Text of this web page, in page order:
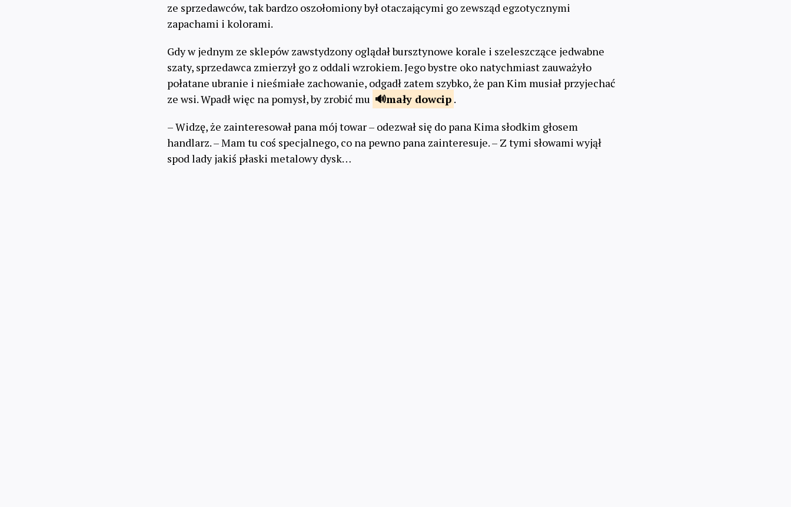
ze sprzedawców, tak bardzo oszołomiony był otaczającymi go zewsząd egzotycznymi
zapachami i kolorami.
Gdy w jednym ze sklepów zawstydzony oglądał bursztynowe korale i szeleszczące jedwabne
szaty, sprzedawca zmierzył go z oddali wzrokiem. Jego bystre oko natychmiast zauważyło
połatane ubranie i nieśmiałe zachowanie, odgadł zatem szybko, że pan Kim musiał przyjechać
ze wsi. Wpadł więc na pomysł, by zrobić mu
mały dowcip .
– Widzę, że zainteresował pana mój towar – odezwał się do pana Kima słodkim głosem
handlarz. – Mam tu coś specjalnego, co na pewno pana zainteresuje. – Z tymi słowami wyjął
spod lady jakiś płaski metalowy dysk…